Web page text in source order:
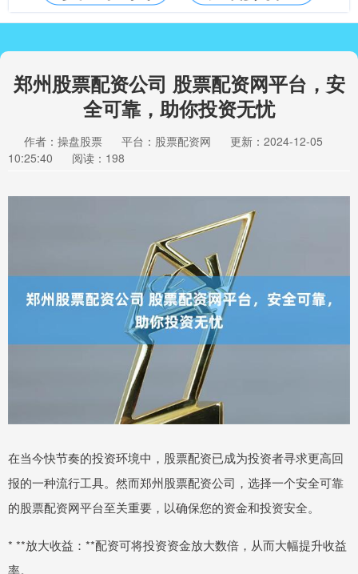
郑州股票配资公司 股票配资网平台，安
全可靠，助你投资无忧
作者：操盘股票 平台：股票配资网
更新：2024-12-05
10:25:40
阅读：198
在当今快节奏的投资环境中，股票配资已成为投资者寻求更高回
报的一种流行工具。然而郑州股票配资公司，选择一个安全可靠
的股票配资网平台至关重要，以确保您的资金和投资安全。
* **放大收益：**配资可将投资资金放大数倍，从而大幅提升收益
率。